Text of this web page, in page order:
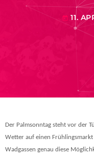
today 11.
Der Palmsonntag steht vor der
Wetter auf einen
Wadgassen genau diese